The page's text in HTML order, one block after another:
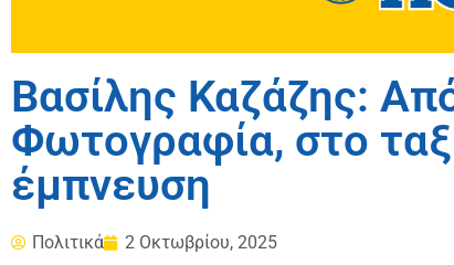
Βασίλης Καζάζης:
Φωτογραφία, στο
έμπνευση
Πολιτικά 2 Οκτωβρίου, 2025